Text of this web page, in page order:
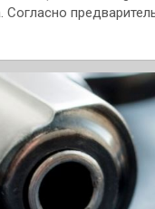
Согласно